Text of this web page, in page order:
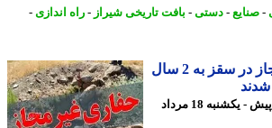
-دستی-بافت تاریخی شیراز- راه اندازی-
چهار حفار غیرمجاز در سقز به 2 سال
28 دقیقه پیش - یکشنبه 18 مرداد